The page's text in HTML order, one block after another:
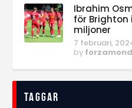
Ibrahim
för Brighton
miljoner
7 februari,
by
Taggar